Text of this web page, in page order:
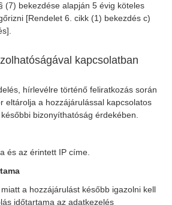
(7) bekezdése alapján 5 évig köteles
[Rendelet 6. cikk (1) bekezdés c)
kapcsolatban
hírlevélre történő feliratkozás során
eltárolja a hozzájárulással kapcsolatos
bizonyíthatóság érdekében.
és az érintett IP címe.
a hozzájárulást később igazolni kell
időtartama az adatkezelés